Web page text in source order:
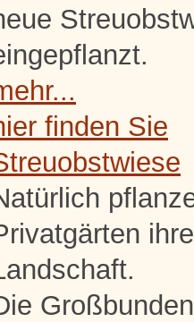
finden Sie